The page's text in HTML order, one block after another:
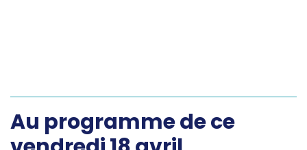
Au programme de ce